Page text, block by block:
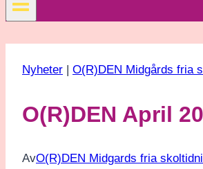
Nyheter O(R)DEN Midgårds fria
O(R)DEN April
AvO(R)DEN Midgards fria